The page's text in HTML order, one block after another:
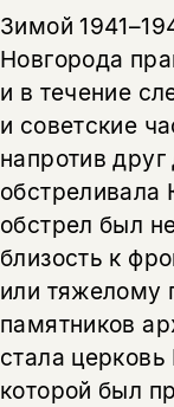
Зимой
Новгорода
и в течение
и советские
напротив
обстреливала
обстрел был
близость к
или тяжелому
памятников
стала
которой был